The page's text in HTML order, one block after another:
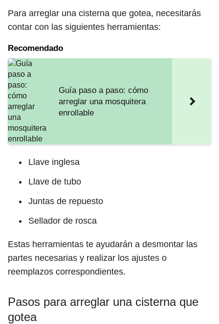
Para arreglar una cisterna que gotea, necesitarás
contar con las siguientes herramientas:
Recomendado
Guía paso a paso: cómo
arreglar una mosquitera
enrollable
Llave inglesa
Llave de tubo
Juntas de repuesto
Sellador de rosca
Estas herramientas te ayudarán a desmontar las
partes necesarias y realizar los ajustes o
reemplazos correspondientes.
Pasos para arreglar una cisterna que
gotea